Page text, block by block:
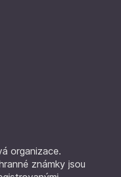
organizace.
známky jsou